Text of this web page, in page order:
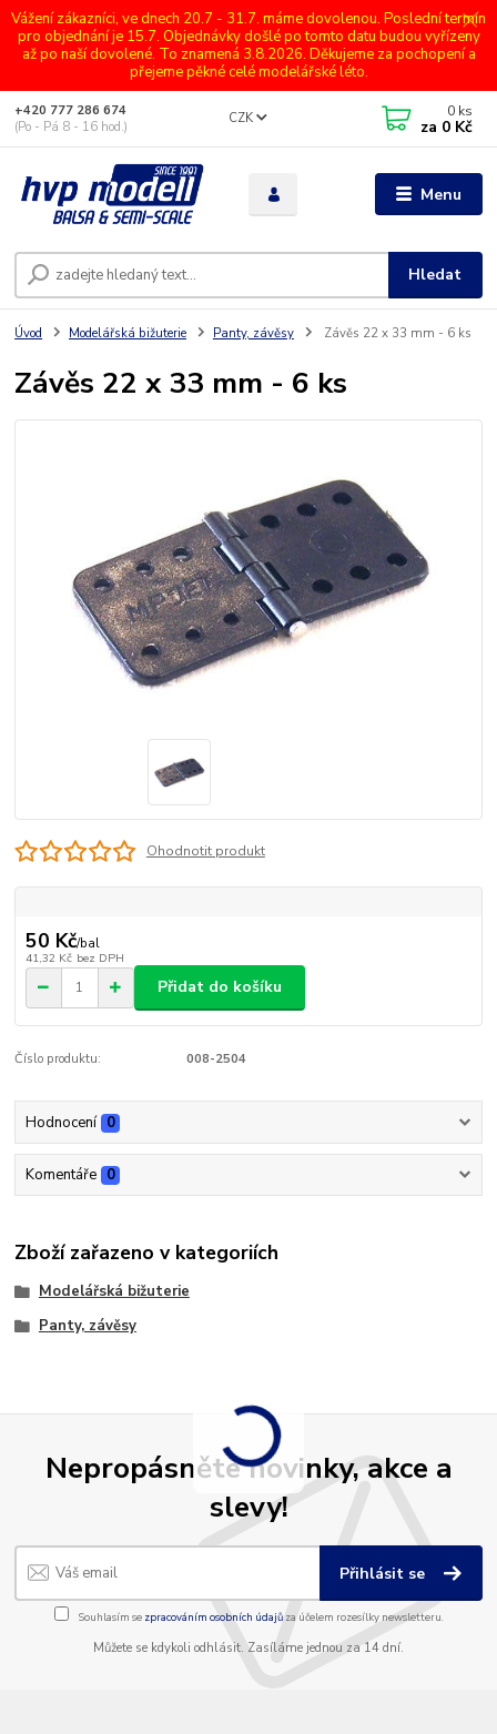
Vážení zákazníci, ve dnech 20.7 - 31.7. máme dovolenou. Poslední termín
pro objednání je 15.7. Objednávky došlé po tomto datu budou vyřízeny
až po naší dovolené. To znamená 3.8.2026. Děkujeme za pochopení a
přejeme pěkné celé modelářské léto.
Menu
CZK
Hledat
+420 777 286 674
(Po - Pá 8 - 16 hod.)
0 ks
za 0 Kč
Úvod Modelářská bižuterie Panty, závěsy Závěs 22 x 33 mm - 6 ks
Závěs 22 x 33 mm - 6 ks
Ohodnotit produkt
50 Kč/bal
41,32 Kč bez DPH
Přidat do košíku
Číslo produktu: 008-2504
Hodnocení 0
Komentáře 0
Zboží zařazeno v kategoriích
Modelářská bižuterie
Panty, závěsy
Nepropásněte novinky, akce a
slevy!
Přihlásit se
Souhlasím se zpracováním osobních údajůza účelem rozesílky newsletteru.
Můžete se kdykoli odhlásit. Zasíláme jednou za 14 dní.